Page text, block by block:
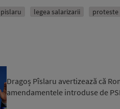
legea salarizarii proteste
Dragoș Pîslaru avertizează că
amendamentele introduse de